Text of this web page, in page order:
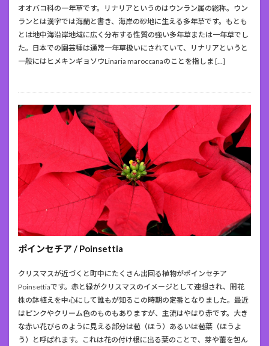
オオバコ科の一年草です。リナリアというのはウンラン属の総称。ウン
ランとは漢字では海蘭と書き、海岸の砂地に生える多年草です。もとも
とは地中海沿岸地域に広く分布する性質の強い多年草または一年草でし
た。日本での園芸種は通常一年草扱いにされていて、リナリアというと
一般にはヒメキンギョソウLinaria maroccanaのことを指しま […]
ポインセチア / Poinsettia
クリスマスが近づくと町中にたくさん出回る植物がポインセチア
Poinsettiaです。赤と緑がクリスマスのイメージとして連想され、開花
株の鉢植えを中心にして誰もが知るこの時期の定番となりました。最近
はピンクやクリーム色のものもありますが、主流はやはり赤です。大き
な赤い花びらのように見える部分は苞（ほう）あるいは苞葉（ほうよ
う）と呼ばれます。これは花の付け根に出る葉のことで、芽や蕾を包ん